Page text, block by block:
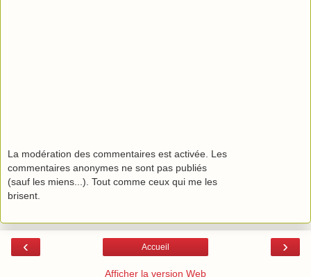
La modération des commentaires est activée. Les
commentaires anonymes ne sont pas publiés
(sauf les miens...). Tout comme ceux qui me les
brisent.
‹ ›
Accueil
Afficher la version Web